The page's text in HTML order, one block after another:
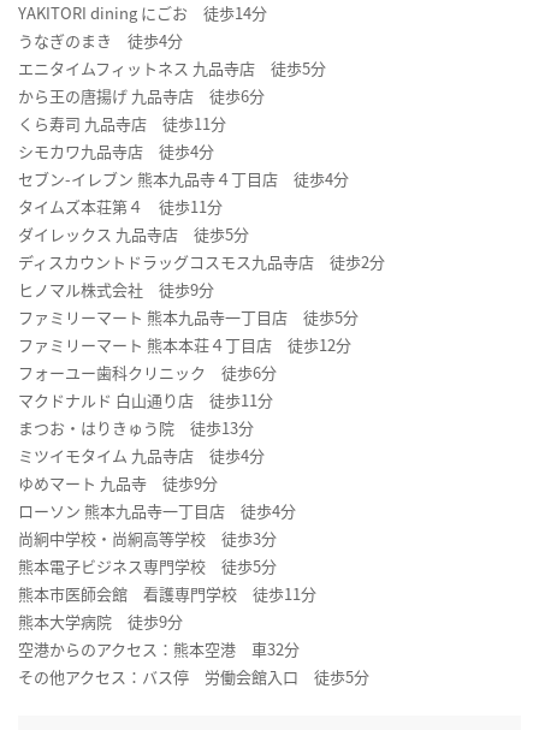
YAKITORI dining にごお 徒歩14分
うなぎのまき 徒歩4分
エニタイムフィットネス 九品寺店 徒歩5分
から王の唐揚げ 九品寺店 徒歩6分
くら寿司 九品寺店 徒歩11分
シモカワ九品寺店 徒歩4分
セブン-イレブン 熊本九品寺４丁目店 徒歩4分
タイムズ本荘第４ 徒歩11分
ダイレックス 九品寺店 徒歩5分
ディスカウントドラッグコスモス九品寺店 徒歩2分
ヒノマル株式会社 徒歩9分
ファミリーマート 熊本九品寺一丁目店 徒歩5分
ファミリーマート 熊本本荘４丁目店 徒歩12分
フォーユー歯科クリニック 徒歩6分
マクドナルド 白山通り店 徒歩11分
まつお・はりきゅう院 徒歩13分
ミツイモタイム 九品寺店 徒歩4分
ゆめマート 九品寺 徒歩9分
ローソン 熊本九品寺一丁目店 徒歩4分
尚絅中学校・尚絅高等学校 徒歩3分
熊本電子ビジネス専門学校 徒歩5分
熊本市医師会館 看護専門学校 徒歩11分
熊本大学病院 徒歩9分
空港からのアクセス：熊本空港 車32分
その他アクセス：バス停 労働会館入口 徒歩5分